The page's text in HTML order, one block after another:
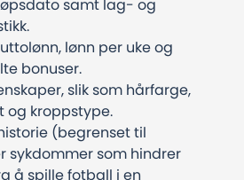
samt lag- og
lønn per uke og
bonuser.
slik som hårfarge,
og kroppstype.
(begrenset til
sykdommer som hindrer
å spille fotball i en